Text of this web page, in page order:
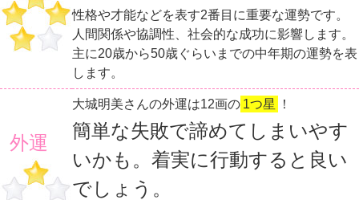
性格や才能などを表す2番目に重要な運勢です。
人間関係や協調性、社会的な成功に影響します。
主に20歳から50歳ぐらいまでの中年期の運勢を表
します。
外運
大城明美さんの外運は12画の 1つ星 ！
簡単な失敗で諦めてしまいやす
いかも。着実に行動すると良い
でしょう。